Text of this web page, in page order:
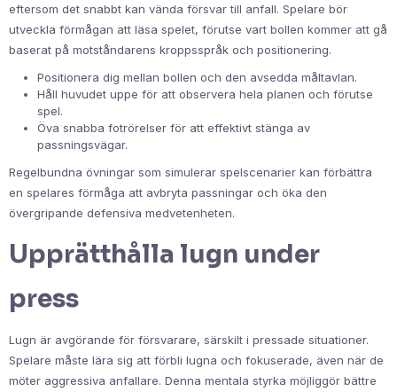
eftersom det snabbt kan vända försvar till anfall. Spelare bör
utveckla förmågan att läsa spelet, förutse vart bollen kommer att gå
baserat på motståndarens kroppsspråk och positionering.
Positionera dig mellan bollen och den avsedda måltavlan.
Håll huvudet uppe för att observera hela planen och förutse
spel.
Öva snabba fotrörelser för att effektivt stänga av
passningsvägar.
Regelbundna övningar som simulerar spelscenarier kan förbättra
en spelares förmåga att avbryta passningar och öka den
övergripande defensiva medvetenheten.
Upprätthålla lugn under
press
Lugn är avgörande för försvarare, särskilt i pressade situationer.
Spelare måste lära sig att förbli lugna och fokuserade, även när de
möter aggressiva anfallare. Denna mentala styrka möjliggör bättre